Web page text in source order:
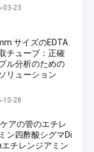
コレクションの管
03-23
サイズのEDTA
チューブ：正確
ル分析のための
リューション
アミン四酢酸の管
10-28
アの管のエチレ
ン四酢酸シグマDi
チレンジアミン